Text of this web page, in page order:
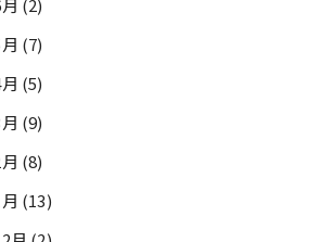
(2)
(7)
(5)
(9)
(8)
(13)